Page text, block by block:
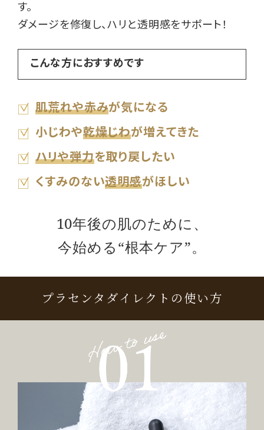
す。
ダメージを修復し、ハリと透明感をサポート！
こんな方におすすめです
肌荒れや赤みが気になる
小じわや乾燥じわが増えてきた
ハリや弾力を取り戻したい
くすみのない透明感がほしい
10年後の肌のために、
今始める“根本ケア”。
プラセンタダイレクトの使い方